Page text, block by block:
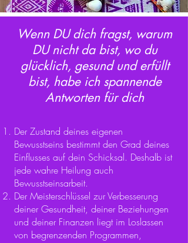
Wenn DU dich fragst, warum
DU nicht da bist, wo du
glücklich, gesund und erfüllt
bist, habe ich spannende
Antworten für dich
Der Zustand deines eigenen
Bewusstseins bestimmt den Grad deines
Einflusses auf dein Schicksal. Deshalb ist
jede wahre Heilung auch
Bewusstseinsarbeit.
Der Meisterschlüssel zur Verbesserung
deiner Gesundheit, deiner Beziehungen
und deiner Finanzen liegt im Loslassen
von begrenzenden Programmen,